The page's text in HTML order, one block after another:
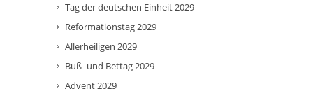
Tag der deutschen Einheit 2029
Reformationstag 2029
Allerheiligen 2029
Buß- und Bettag 2029
Advent 2029